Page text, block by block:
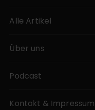
Alle Artikel
Über uns
Podcast
Kontakt & Impressum